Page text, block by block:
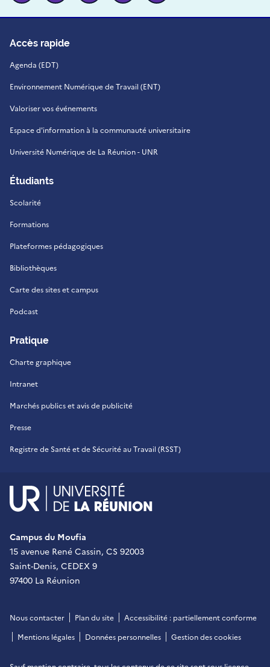
Accès rapide
Agenda (EDT)
Environnement Numérique de Travail (ENT)
Valoriser vos événements
Espace d'information à la communauté universitaire
Université Numérique de La Réunion - UNR
Étudiants
Scolarité
Formations
Plateformes pédagogiques
Bibliothèques
Carte des sites et campus
Podcast
Pratique
Charte graphique
Intranet
Marchés publics et avis de publicité
Presse
Registre de Santé et de Sécurité au Travail (RSST)
Campus du Moufia
15 avenue René Cassin, CS 92003
Saint-Denis, CEDEX 9
97400 La Réunion
Nous contacter Plan du site
Accessibilité : partiellement conforme
Mentions légales
Données personnelles Gestion des cookies